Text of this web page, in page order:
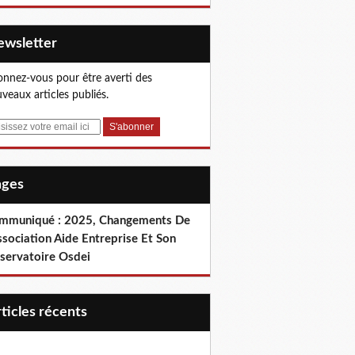
vous pour être averti des
articles publiés.
: 2025, Changements De
Aide Entreprise Et Son
Osdei
récents